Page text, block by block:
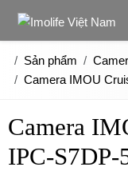
Sản phẩm
Camera IMOU
Camera
IPC-